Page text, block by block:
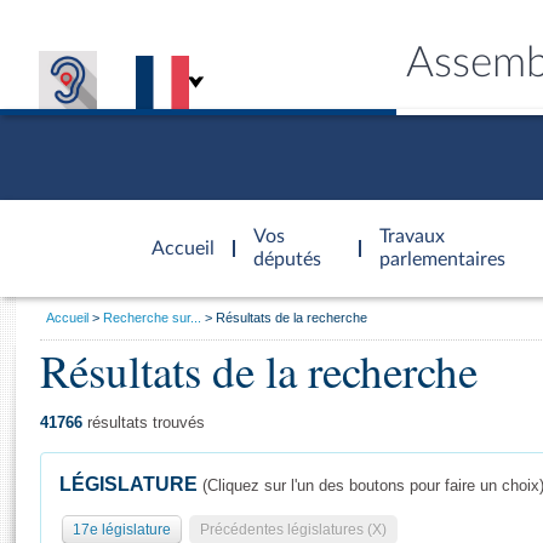
Accueil
d'accueil
Vos
députés
Travaux
parlementaires
Général
Vous
Accueil Recherche sur... Résultats de la recherche
Résultats de la recherche
41766 résultats trouvés
LÉGISLATURE (Cliquez sur l'un des boutons pour faire un choix)
17e législature Précédentes législatures (X)